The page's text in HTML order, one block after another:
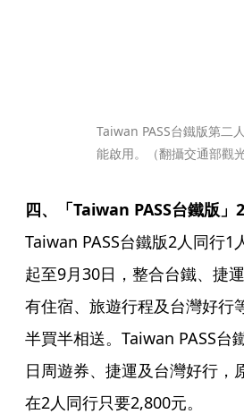
Taiwan PASS台鐵版第二
能啟用。（翻攝交通部觀
Taiwan PASS台鐵版2人同行1
起至9月30日，整合台鐵、捷
有住宿、旅遊行程及台灣好行
半買半相送。Taiwan PASS台
日周遊券、捷運及台灣好行，
在2人同行只要2,800元。